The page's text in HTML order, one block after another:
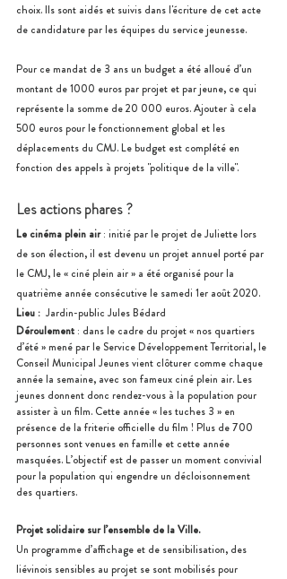
choix. Ils sont aidés et suivis dans l'écriture de cet acte
de candidature par les équipes du service jeunesse.
Pour ce mandat de 3 ans un budget a été alloué d’un
montant de 1000 euros par projet et par jeune, ce qui
représente la somme de 20 000 euros. Ajouter à cela
500 euros pour le fonctionnement global et les
déplacements du CMJ. Le budget est complété en
fonction des appels à projets "politique de la ville".
Les actions phares ?
Le cinéma plein air : initié par le projet de Juliette lors
de son élection, il est devenu un projet annuel porté par
le CMJ, le « ciné plein air » a été organisé pour la
quatrième année consécutive le samedi 1er août 2020.
Lieu : Jardin-public Jules Bédard
Déroulement : dans le cadre du projet « nos quartiers
d’été » mené par le Service Développement Territorial, le
Conseil Municipal Jeunes vient clôturer comme chaque
année la semaine, avec son fameux ciné plein air. Les
jeunes donnent donc rendez-vous à la population pour
assister à un film. Cette année « les tuches 3 » en
présence de la friterie officielle du film ! Plus de 700
personnes sont venues en famille et cette année
masquées. L’objectif est de passer un moment convivial
pour la population qui engendre un décloisonnement
des quartiers.
Projet solidaire sur l’ensemble de la Ville.
Un programme d’affichage et de sensibilisation, des
liévinois sensibles au projet se sont mobilisés pour